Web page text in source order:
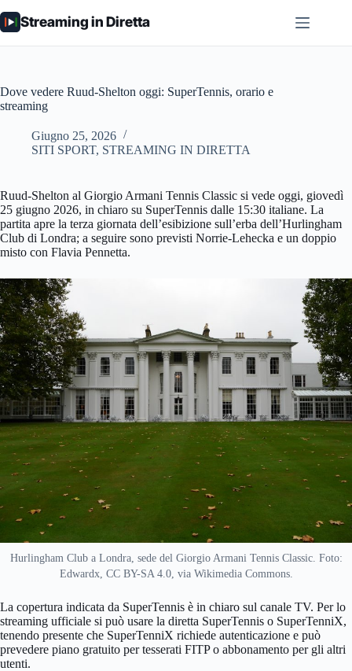
al
contenuto
Streaming in Diretta
Dove vedere Ruud-Shelton oggi: SuperTennis, orario e
streaming
Giugno 25, 2026
SITI SPORT, STREAMING IN DIRETTA
Ruud-Shelton al Giorgio Armani Tennis Classic si vede oggi, giovedì
25 giugno 2026, in chiaro su SuperTennis dalle 15:30 italiane. La
partita apre la terza giornata dell’esibizione sull’erba dell’Hurlingham
Club di Londra; a seguire sono previsti Norrie-Lehecka e un doppio
misto con Flavia Pennetta.
Hurlingham Club a Londra, sede del Giorgio Armani Tennis Classic. Foto:
Edwardx, CC BY-SA 4.0, via Wikimedia Commons.
La copertura indicata da SuperTennis è in chiaro sul canale TV. Per lo
streaming ufficiale si può usare la diretta SuperTennis o SuperTenniX,
tenendo presente che SuperTenniX richiede autenticazione e può
prevedere piano gratuito per tesserati FITP o abbonamento per gli altri
utenti.